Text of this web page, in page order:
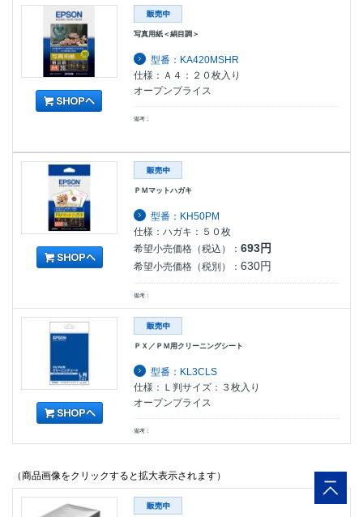
写真用紙＜絹目調＞
型番：KA420MSHR
仕様：Ａ４：２０枚入り
オープンプライス
備考：
ＰＭマットハガキ
型番：KH50PM
仕様：ハガキ：５０枚
希望小売価格（税込）：693円
希望小売価格（税別）：630円
備考：
ＰＸ／ＰＭ用クリーニングシート
型番：KL3CLS
仕様：Ｌ判サイズ：３枚入り
オープンプライス
備考：
（商品画像をクリックすると拡大表示されます）